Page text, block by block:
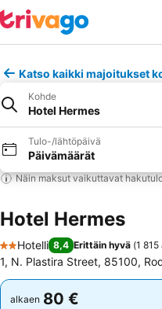
Katso kaikki majoitukset
Kohde
Hotel Hermes
Tulo-/lähtöpäivä
Päivämäärät
Näin maksut vaikuttavat
Hotel Hermes
2 Tähtiluokitus
Hotelli 8,4 Erittäin hyvä (1
1, Ν. Plastira Street, 85100,
alkaen 80 €
alkaen 80 €